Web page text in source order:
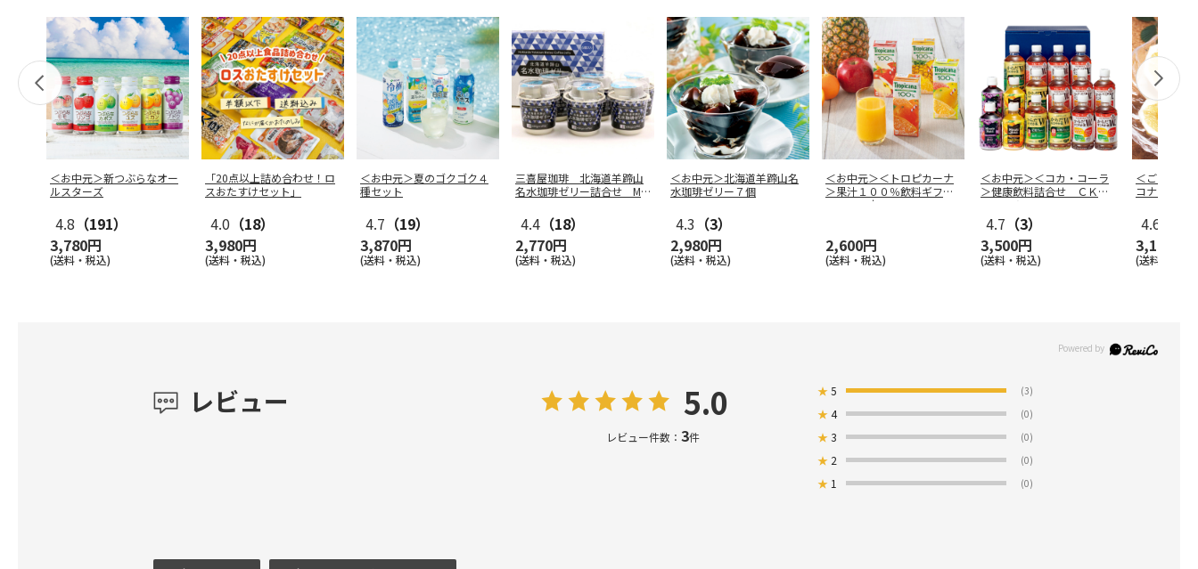
＜お中元＞新つぶらなオー
ルスターズ
4.8 （191）
3,780円
(送料・税込)
「20点以上詰め合わせ！ロ
スおたすけセット」
4.0 （18）
3,980円
(送料・税込)
＜お中元＞夏のゴクゴク４
種セット
4.7 （19）
3,870円
(送料・税込)
三喜屋珈琲 北海道羊蹄山
名水珈琲ゼリー詰合せ MC
4.4 （18）
2,770円
(送料・税込)
＜お中元＞北海道羊蹄山名
水珈琲ゼリー７個
4.3 （3）
2,980円
(送料・税込)
＜お中元＞＜トロピカーナ
＞果汁１００％飲料ギフ
ト １２本
2,600円
(送料・税込)
＜お中元＞＜コカ・コーラ
＞健康飲料詰合せ ＣＫＤ
4.7 （3）
3,500円
(送料・税込)
＜ご自宅用
コナツ）家
4.6
3,140円
(送料・税込)
レビュー 5.0
レビュー件数： 3件
★5 (3)
★4 (0)
★3 (0)
★ 2 (0)
★ 1 (0)